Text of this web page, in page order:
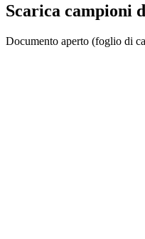
Scarica campioni
Documento aperto (foglio di